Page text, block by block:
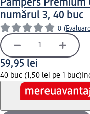
Pampers Premium
numărul 3, 40 buc
0 (
59,95 lei
40 buc (1,50 lei pe 1 buc)